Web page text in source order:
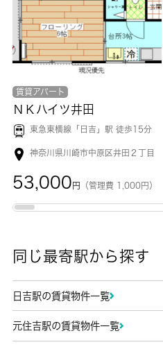
賃貸アパート
ＮＫハイツ井田
東急東横線「 日吉 」駅 徒歩15分
神奈川県川崎市中原区井田２丁目
53,000 円 （管理費 1,000円）
同じ最寄駅から探す
日吉駅の賃貸物件一覧
元住吉駅の賃貸物件一覧